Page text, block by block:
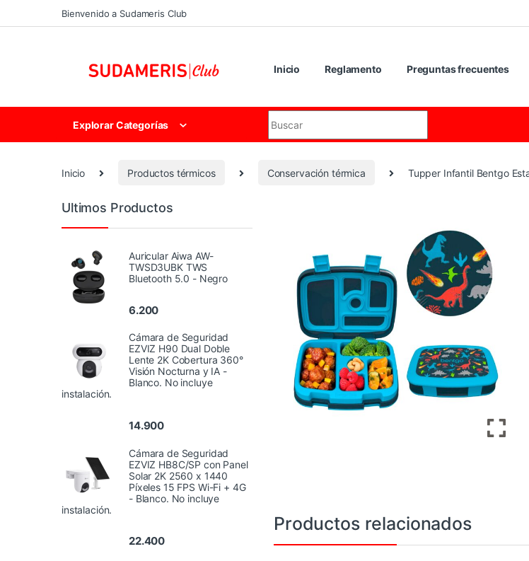
Skip to navigation
Skip to contentBienvenido a Sudameris Club
Inicio Reglamento Preguntas frecuentes
Explorar Categorías
Inicio Productos térmicos Conservación térmica Tupper Infantil Bentgo
Productos relacionados
Ultimos Productos
Auricular Aiwa AW-
TWSD3UBK TWS
Bluetooth 5.0 - Negro
6.200
Cámara de Seguridad
EZVIZ H90 Dual Doble
Lente 2K Cobertura 360°
Visión Nocturna y IA -
Blanco. No incluye
instalación.
14.900
Cámara de Seguridad
EZVIZ HB8C/SP con Panel
Solar 2K 2560 x 1440
Píxeles 15 FPS Wi-Fi + 4G
- Blanco. No incluye
instalación.
22.400